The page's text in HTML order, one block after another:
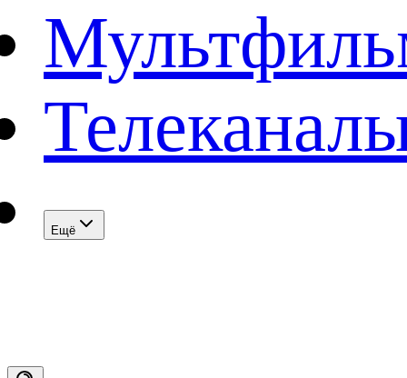
Eщё